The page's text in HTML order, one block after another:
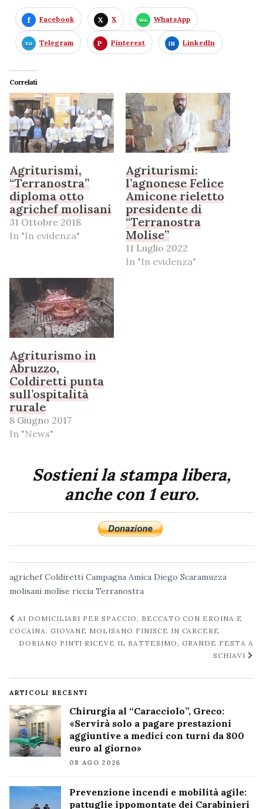
Facebook X WhatsApp
Telegram Pinterest LinkedIn
Correlati
Agriturismi,
“Terranostra”
diploma otto
agrichef molisani
31 Ottobre 2018
In "In evidenza"
Agriturismi:
l’agnonese Felice
Amicone rieletto
presidente di
“Terranostra
Molise”
11 Luglio 2022
In "In evidenza"
Agriturismo in
Abruzzo,
Coldiretti punta
sull’ospitalità
rurale
8 Giugno 2017
In "News"
Sostieni la stampa libera,
anche con 1 euro.
agrichef Coldiretti Campagna Amica Diego Scaramuzza
molisani molise riccia Terranostra
Navigazione
post
AI DOMICILIARI PER SPACCIO, BECCATO CON EROINA E
COCAINA: GIOVANE MOLISANO FINISCE IN CARCERE
DORIANO PINTI RICEVE IL BATTESIMO, GRANDE FESTA A
SCHIAVI
ARTICOLI RECENTI
Chirurgia al “Caracciolo”, Greco:
«Servirà solo a pagare prestazioni
aggiuntive a medici con turni da 800
euro al giorno»
08 AGO 2026
Prevenzione incendi e mobilità agile:
pattuglie ippomontate dei Carabinieri